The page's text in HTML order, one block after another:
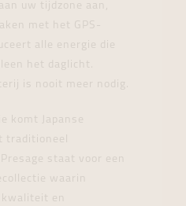
uw tijdzone aan,
met het GPS-
alle energie die
het daglicht.
is nooit meer nodig.
komt Japanse
traditioneel
staat voor een
waarin
kwaliteit en